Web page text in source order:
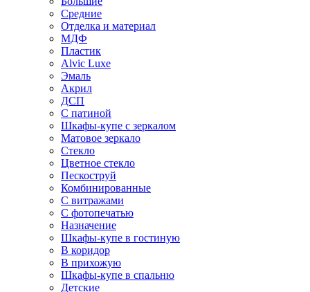
Средние
Отделка и материал
МДФ
Пластик
Alvic Luxe
Эмаль
Акрил
ДСП
С патиной
Шкафы-купе с зеркалом
Матовое зеркало
Стекло
Цветное стекло
Пескоструй
Комбинированные
С витражами
С фотопечатью
Назначение
Шкафы-купе в гостиную
В коридор
В прихожую
Шкафы-купе в спальню
Детские